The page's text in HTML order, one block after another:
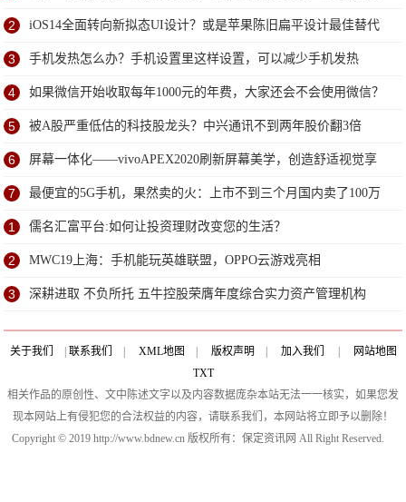
到
2 iOS14全面转向新拟态UI设计？或是苹果陈旧扁平设计最佳替代
方案
3 手机发热怎么办？手机设置里这样设置，可以减少手机发热
4 如果微信开始收取每年1000元的年费，大家还会不会使用微信？
5 被A股严重低估的科技股龙头？中兴通讯不到两年股价翻3倍
6 屏幕一体化——vivoAPEX2020刷新屏幕美学，创造舒适视觉享
受
7 最便宜的5G手机，果然卖的火：上市不到三个月国内卖了100万
台
1 儒名汇富平台:如何让投资理财改变您的生活？
2 MWC19上海：手机能玩英雄联盟，OPPO云游戏亮相
3 深耕进取 不负所托 五牛控股荣膺年度综合实力资产管理机构
关于我们 联系我们 XML地图 版权声明 加入我们
网站地图
TXT
相关作品的原创性、文中陈述文字以及内容数据庞杂本站无法一一核实，如果您发
现本网站上有侵犯您的合法权益的内容，请联系我们，本网站将立即予以删除！
Copyright © 2019 http://www.bdnew.cn 版权所有：保定资讯网 All Right Reserved.